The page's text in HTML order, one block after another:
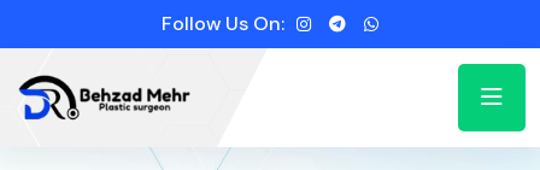
Follow Us On: